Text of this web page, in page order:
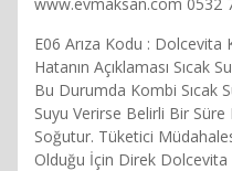
E06 Arıza Kodu : Dolcevita
Hatanın Açıklaması Sıcak
Bu Durumda Kombi Sıcak
Suyu Verirse Belirli Bir Süre
Soğutur. Tüketici
Olduğu İçin Direk Dolcevita